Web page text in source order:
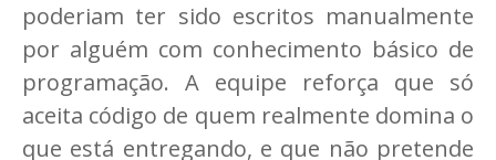
poderiam ter sido escritos manualmente
por alguém com conhecimento básico de
programação. A equipe reforça que só
aceita código de quem realmente domina o
que está entregando, e que não pretende